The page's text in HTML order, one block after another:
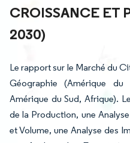
CROISSANCE ET
2030)
Le rapport sur le Marché du
Géographie (Amérique du
Amérique du Sud, Afrique).
de la Production, une
et Volume, une Analyse des